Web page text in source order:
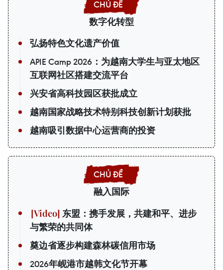
数字化转型
弘扬特色文化遗产价值
APIE Camp 2026：为越南大学生与亚太地区
互联网社区搭建交流平台
兴安省高科技园区获批成立
越南国家战略技术特别科技创新计划获批
越南吸引数据中心运营商的投资
融入国际
东盟：携手发展，共建和平、进步
与繁荣的共同体
奠边省逐步构建森林碳信用市场
2026年岘港市越韩文化节开幕